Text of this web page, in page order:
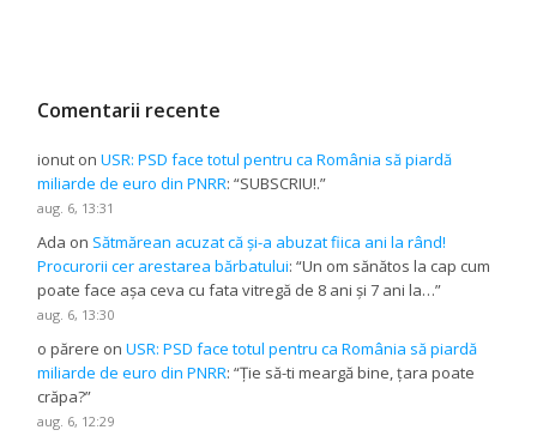
Comentarii recente
ionut onUSR: PSD face totul pentru ca România să piardă
miliarde de euro din PNRR: “SUBSCRIU!.”
aug. 6, 13:31
Ada on Sătmărean acuzat că și-a abuzat fiica ani la rând!
Procurorii cer arestarea bărbatului: “Un om sănătos la cap cum
poate face așa ceva cu fata vitregă de 8 ani și 7 ani la…”
aug. 6, 13:30
o părere onUSR: PSD face totul pentru ca România să piardă
miliarde de euro din PNRR: “Ție să-ti meargă bine, țara poate
crăpa?”
aug. 6, 12:29